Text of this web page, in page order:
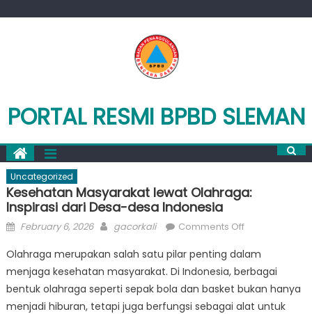
PORTAL RESMI BPBD SLEMAN
Uncategorized
Kesehatan Masyarakat lewat Olahraga:
Inspirasi dari Desa-desa Indonesia
Posted
February 6, 2026 Author
gacorkali Comments Offon
Masyarakat
lewat
Olahraga:
Inspirasi
Olahraga merupakan salah satu pilar penting dalam
menjaga kesehatan masyarakat. Di Indonesia, berbagai
bentuk olahraga seperti sepak bola dan basket bukan hanya
menjadi hiburan, tetapi juga berfungsi sebagai alat untuk